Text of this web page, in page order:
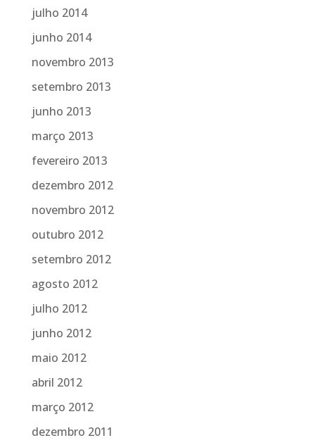
julho 2014
junho 2014
novembro 2013
setembro 2013
junho 2013
março 2013
fevereiro 2013
dezembro 2012
novembro 2012
outubro 2012
setembro 2012
agosto 2012
julho 2012
junho 2012
maio 2012
abril 2012
março 2012
dezembro 2011